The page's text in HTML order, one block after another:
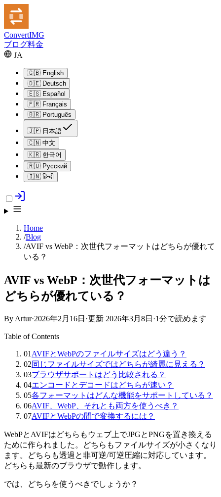
ConvertIMG
ブログ料金
JA
🇬🇧 English
🇩🇪 Deutsch
🇪🇸 Español
🇫🇷 Français
🇧🇷 Português
🇯🇵 日本語
🇨🇳 中文
🇰🇷 한국어
🇷🇺 Русский
🇮🇳 हिन्दी
Home
/Blog
/AVIF vs WebP：次世代フォーマットはどちらが優れて
いる？
AVIF vs WebP：次世代フォーマットは
どちらが優れている？
By Artur·2026年2月16日 ·更新 2026年3月8日 ·1分で読めます
Table of Contents
01 AVIFとWebPのファイルサイズはどう違う？
02同じファイルサイズではどちらが綺麗に見える？
03ブラウザサポートはどう比較される？
04エンコードとデコードはどちらが速い？
05各フォーマットはどんな機能をサポートしている？
06AVIF、WebP、それとも両方を使うべき？
07AVIFとWebPの間で変換するには？
WebPとAVIFはどちらもウェブ上でJPGとPNGを置き換える
ために作られました。どちらもファイルサイズが小さくなり
ます。どちらも透過と非可逆/可逆圧縮に対応しています。
どちらも最新のブラウザで動作します。
では、どちらを使うべきでしょうか？